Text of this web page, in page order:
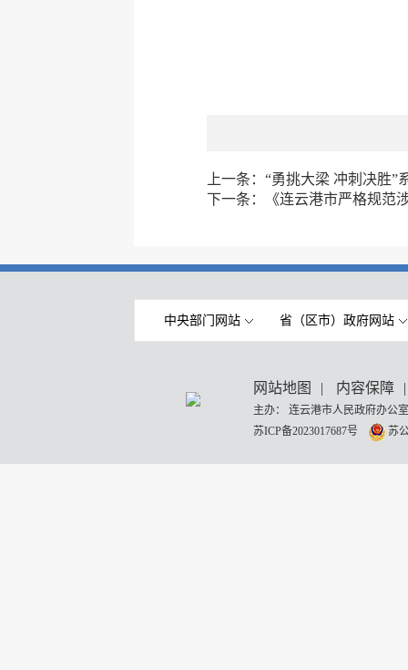
上一条： “勇挑大梁 冲刺决胜”
下一条：
《连云港市严格规范
中央部门网站 省（区市）政府网站
网站地图 | 内容保障 |
主办： 连云港市人民政府办
苏ICP备2023017687号
苏